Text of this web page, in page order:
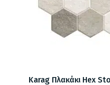
Karag Πλακάκι Hex